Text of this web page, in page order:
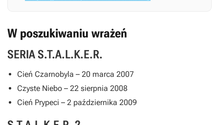
W poszukiwaniu wrażeń
SERIA S.T.A.L.K.E.R.
Cień Czarnobyla – 20 marca 2007
Czyste Niebo – 22 sierpnia 2008
Cień Prypeci – 2 października 2009